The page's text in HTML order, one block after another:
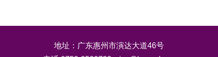
地址：广东惠州市演达大道46号